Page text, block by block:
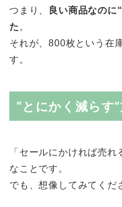
つまり、
良い商品なのに
た 。
それが、800枚という在
す。
“とにかく減らす
「セールにかければ売
なことです。
でも、想像してみてくだ